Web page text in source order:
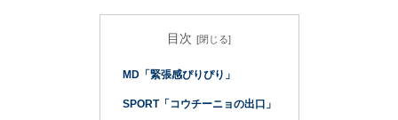
目次
MD「緊張感ぴりぴり」
SPORT「コウチーニョの出口」